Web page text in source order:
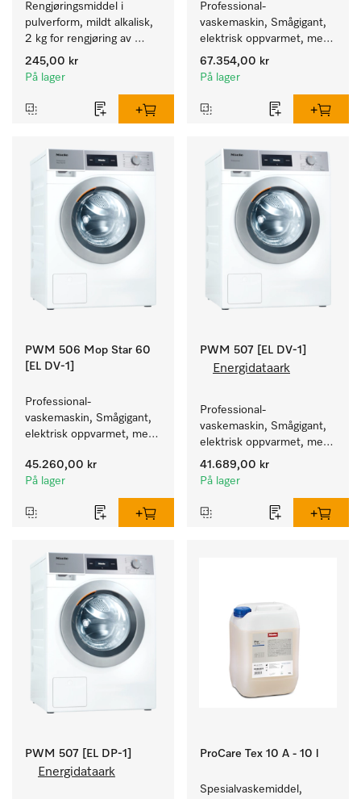
Rengjøringsmiddel i
pulverform, mildt alkalisk,
2 kg for rengjøring av
sterkt tilsmusset servise,
bestikk og glass.
245,00 kr
På lager
Professional-
vaskemaskin, Smågigant,
elektrisk oppvarmet, med
avløpsventil spesielt for
behovene innen Facility
8 kg.
67.354,00 kr
På lager
PWM 506 Mop Star 60
[EL DV-1]
Professional-
vaskemaskin, Smågigant,
elektrisk oppvarmet, med
behovene innen Facility
Management. Kapasitet
45.260,00 kr
På lager
PWM 507 [EL DV-1]
Energidataark
Professional-
vaskemaskin, Smågigant,
elektrisk oppvarmet, med
avløpsventil og
programmer rettet mot
Kapasitet 7 kg i 59 min.
41.689,00 kr
På lager
PWM 507 [EL DP-1]
Energidataark
ProCare Tex 10 A - 10 l
Spesialvaskemiddel,